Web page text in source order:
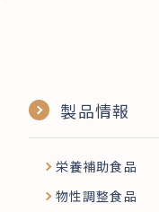
製品情報
栄養補助食品
物性調整食品